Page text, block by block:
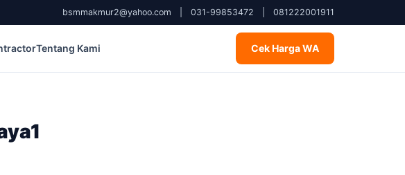
bsmmakmur2@yahoo.com 031-99853472 081222001911
Tentang Kami Cek Harga WA